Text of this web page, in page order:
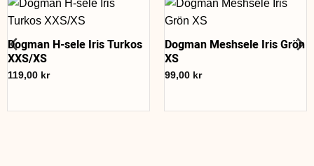
Dogman H-sele Iris Turkos
XXS/XS
119,00 kr
Dogman Meshsele Iris Grön
XS
99,00 kr